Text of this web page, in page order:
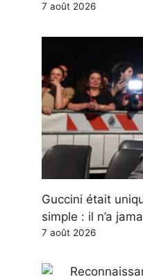
7 août 2026
Guccini était
simple : il n’a
7 août 2026